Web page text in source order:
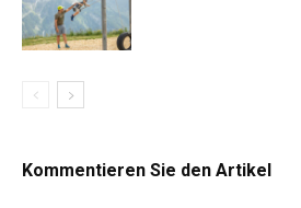
Kommentieren Sie den Artikel